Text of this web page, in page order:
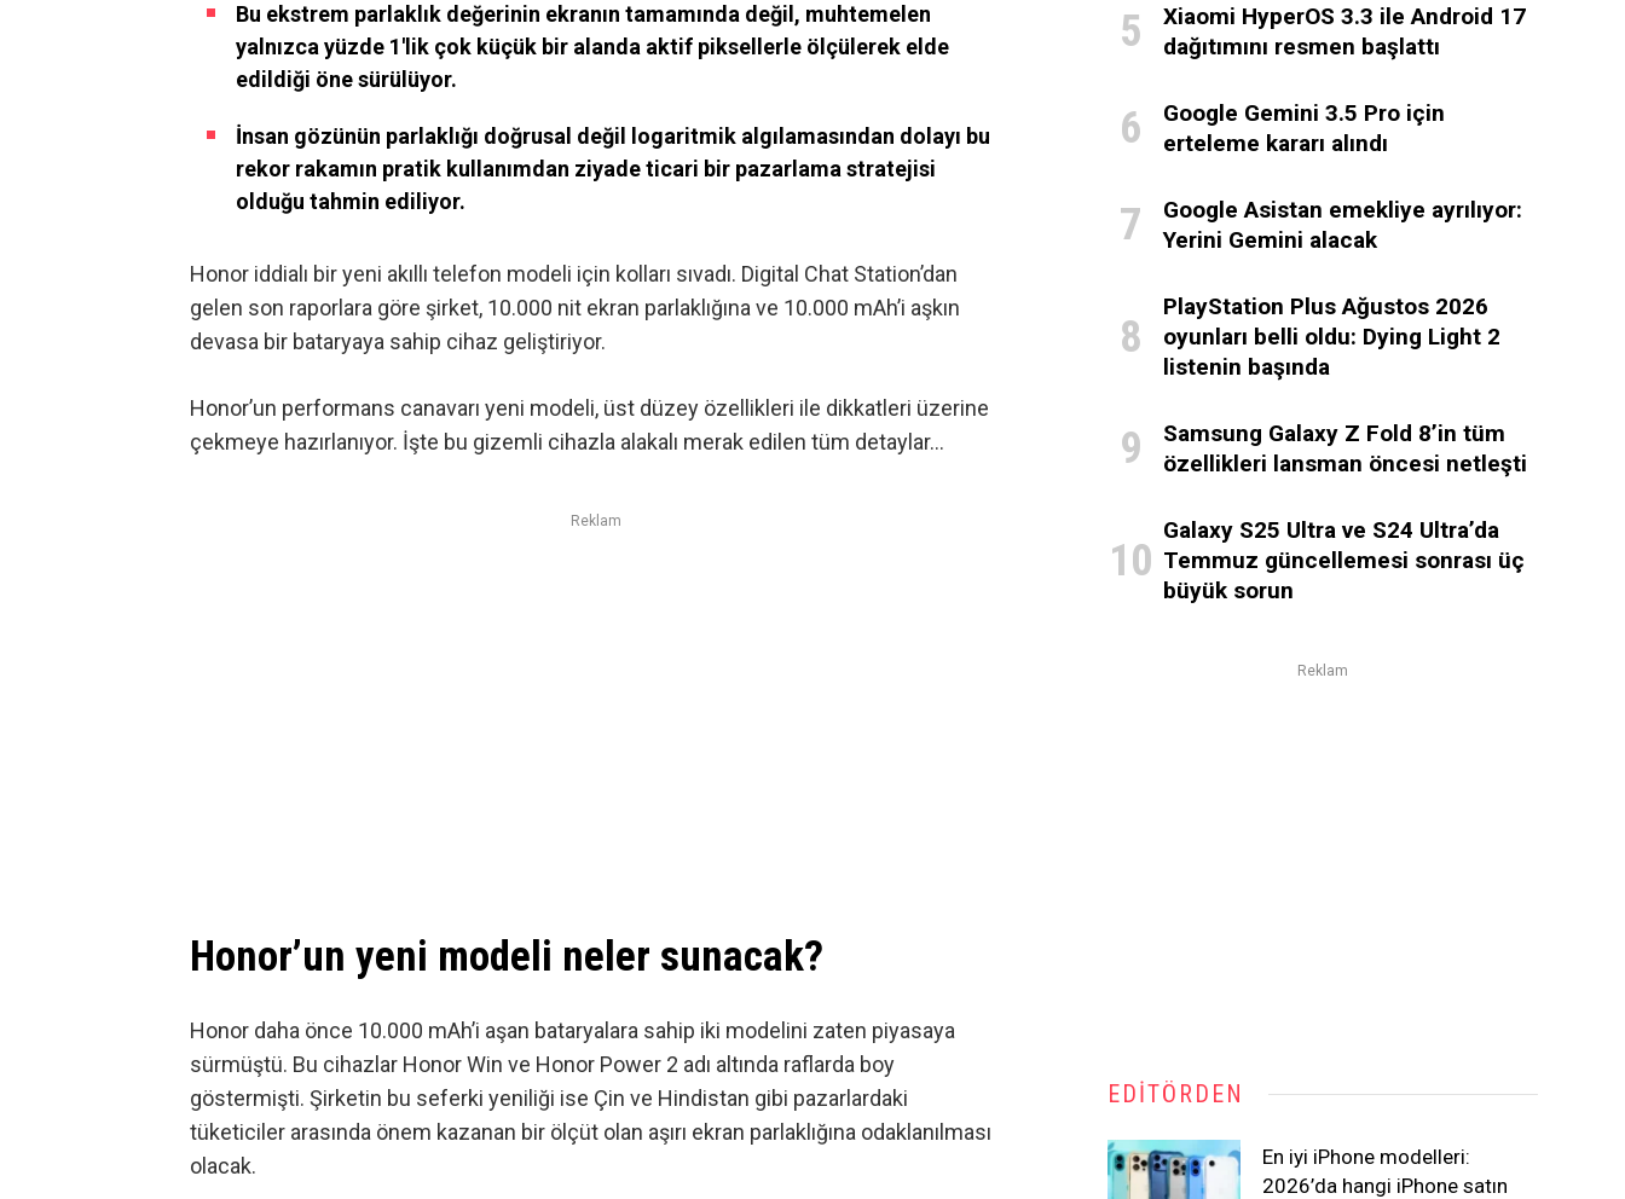
Bu ekstrem parlaklık değerinin ekranın tamamında değil, muhtemelen
yalnızca yüzde 1'lik çok küçük bir alanda aktif piksellerle ölçülerek elde
edildiği öne sürülüyor.
İnsan gözünün parlaklığı doğrusal değil logaritmik algılamasından dolayı bu
rekor rakamın pratik kullanımdan ziyade ticari bir pazarlama stratejisi
olduğu tahmin ediliyor.
Honor iddialı bir yeni akıllı telefon modeli için kolları sıvadı. Digital Chat Station’dan
gelen son raporlara göre şirket, 10.000 nit ekran parlaklığına ve 10.000 mAh’i aşkın
devasa bir bataryaya sahip cihaz geliştiriyor.
Honor’un performans canavarı yeni modeli, üst düzey özellikleri ile dikkatleri üzerine
çekmeye hazırlanıyor. İşte bu gizemli cihazla alakalı merak edilen tüm detaylar…
Reklam
Honor’un yeni modeli neler sunacak?
Honor daha önce 10.000 mAh’i aşan bataryalara sahip iki modelini zaten piyasaya
sürmüştü. Bu cihazlar Honor Win ve Honor Power 2 adı altında raflarda boy
göstermişti. Şirketin bu seferki yeniliği ise Çin ve Hindistan gibi pazarlardaki
tüketiciler arasında önem kazanan bir ölçüt olan aşırı ekran parlaklığına odaklanılması
olacak.
Xiaomi HyperOS 3.3 ile Android 17
dağıtımını resmen başlattı
Google Gemini 3.5 Pro için
erteleme kararı alındı
Google Asistan emekliye ayrılıyor:
Yerini Gemini alacak
PlayStation Plus Ağustos 2026
oyunları belli oldu: Dying Light 2
listenin başında
Samsung Galaxy Z Fold 8’in tüm
özellikleri lansman öncesi netleşti
Galaxy S25 Ultra ve S24 Ultra’da
Temmuz güncellemesi sonrası üç
büyük sorun
Reklam
EDITÖRDEN
En iyi iPhone modelleri:
2026’da hangi iPhone satın